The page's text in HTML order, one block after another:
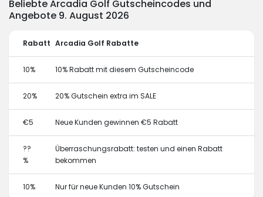
Beliebte Arcadia Golf Gutscheincodes und
Angebote 9. August 2026
Rabatt Arcadia Golf Rabatte
10% 10% Rabatt mit diesem Gutscheincode
20% 20% Gutschein extra im SALE
€5 Neue Kunden gewinnen €5 Rabatt
??
%
Überraschungsrabatt: testen und einen Rabatt
bekommen
10% Nur für neue Kunden 10% Gutschein